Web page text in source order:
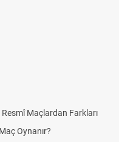
Resmî Maçlardan Farkları
Oynanır?